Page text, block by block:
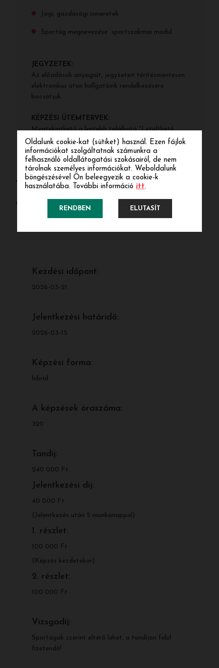
Jogi, gazdasági ismeretek
Sportág megnevezése sportszakmai modul
JEGYZETEK:
Az előadások anyagait, jegyzeteit térítésmentesen
elektronikus úton hallgatóink rendelkezésére
bocsátjuk.
KÉPZÉSI ÜTEMTERVEK:
Megtekinthető a lentebb található "Letölthető
állományok" között.
Tenisz sportedző 2025/2026.
tanév
Kezdési időpont:
2026-03-21
Jelentkezési határidő:
2026-03-15
Képzési forma:
hibrid
A képzések óraszáma:
320
Tandíj:
240 000 Ft
Jelentkezési díj:
40 000 Ft
(Jelentkezés után 5 munkanappal)
1. részlet:
100 000 Ft
(Képzés kezdetekor)
2. részlet:
100 000 Ft
Vizsgadíj:
Sportágak szerint eltérő lehet, a tandíjon felül
fizetendő!
Oldalunk cookie-kat (sütiket) használ. Ezen fájlok
információkat szolgáltatnak számunkra a
felhasználó oldallátogatási szokásairól, de nem
tárolnak személyes információkat. Weboldalunk
böngészésével Ön beleegyezik a cookie-k
használatába. További információ itt.
RENDBEN ELUTASÍT